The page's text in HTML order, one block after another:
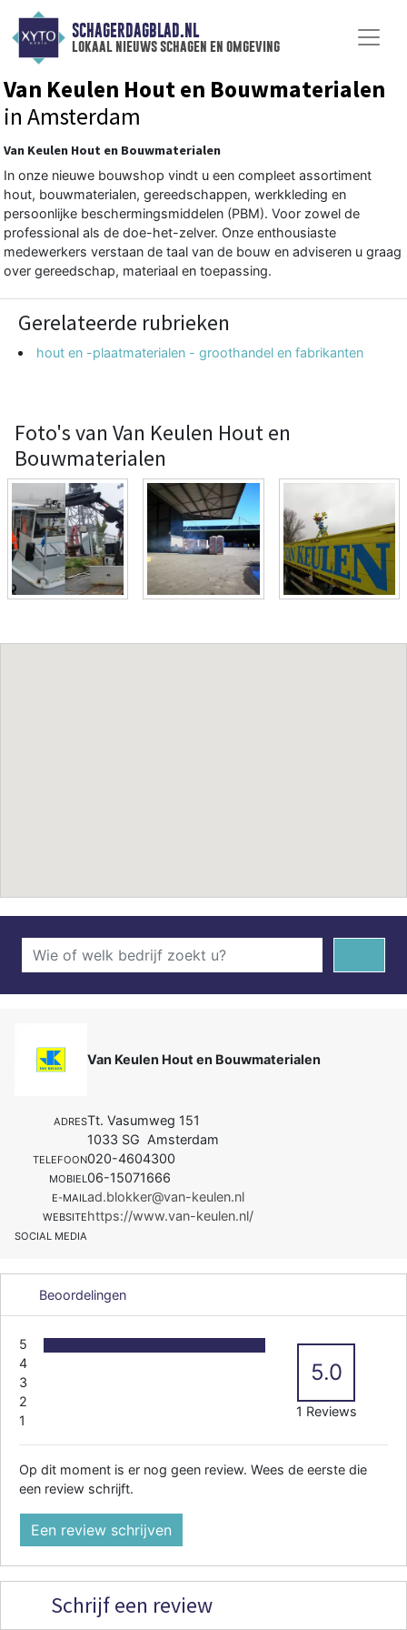
SCHAGERDAGBLAD.NL
lokaal nieuws schagen en omgeving
Van Keulen Hout en Bouwmaterialen
in Amsterdam
Van Keulen Hout en Bouwmaterialen
In onze nieuwe bouwshop vindt u een compleet assortiment
hout, bouwmaterialen, gereedschappen, werkkleding en
persoonlijke beschermingsmiddelen (PBM). Voor zowel de
professional als de doe-het-zelver. Onze enthousiaste
medewerkers verstaan de taal van de bouw en adviseren u graag
over gereedschap, materiaal en toepassing.
Gerelateerde rubrieken
hout en -plaatmaterialen - groothandel en fabrikanten
Foto's van Van Keulen Hout en
Bouwmaterialen
Van Keulen Hout en Bouwmaterialen
ADRESTt. Vasumweg 151
1033 SG Amsterdam
TELEFOON020-4604300
MOBIEL06-15071666
E-MAILad.blokker@van-keulen.nl
WEBSITEhttps://www.van-keulen.nl/
SOCIAL MEDIA
Beoordelingen
5
4
3
2
1
5.0
1 Reviews
Op dit moment is er nog geen review. Wees de eerste die
een review schrijft.
Een review schrijven
Schrijf een review